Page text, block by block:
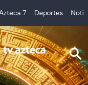
7 Deportes